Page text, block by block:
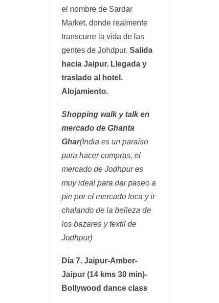
el nombre de Sardar
Market, donde realmente
transcurre la vida de las
gentes de Johdpur. Salida
hacia Jaipur. Llegada y
traslado al hotel.
Alojamiento.
Shopping walk y talk en
mercado de Ghanta
Ghar(India es un paraíso
para hacer compras, el
mercado de Jodhpur es
muy ideal para dar paseo a
pie por el mercado loca y ir
chalando de la belleza de
los bazares y textil de
Jodhpur)
Día 7. Jaipur-Amber-
Jaipur (14 kms 30 min)-
Bollywood dance class